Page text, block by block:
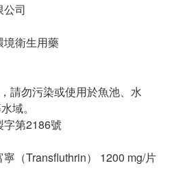
公司
境衛生用藥
請勿污染或使用於魚池、水
水域。
字第2186號
（Transfluthrin） 1200 mg/片